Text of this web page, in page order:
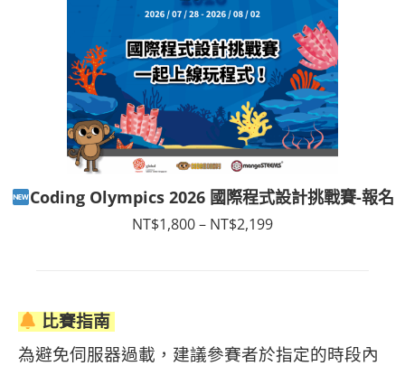
Coding Olympics 2026 國際程式設計挑戰賽-報名
NT$1,800– NT$2,199價
比賽指南
為避免伺服器過載，建議參賽者於指定的時段內